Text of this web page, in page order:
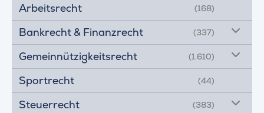
Arbeitsrecht (168)
Bankrecht & Finanzrecht (337)
Gemeinnützigkeitsrecht (1.610)
Sportrecht (44)
Steuerrecht (383)